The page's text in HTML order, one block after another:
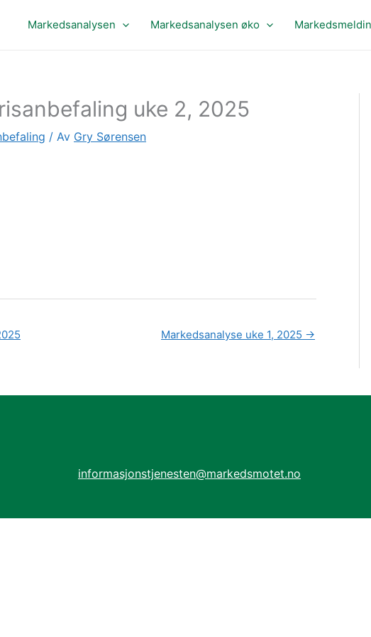
Markedsanalysen Markedsanalysen øko
uke 2, 2025
/ Av Gry Sørensen
Markedsanalyse uke 1, 2025 →
informasjonstjenesten@markedsmotet.no